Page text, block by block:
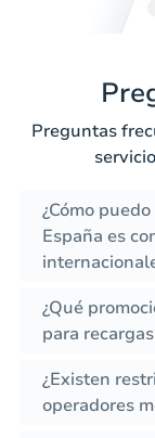
Preguntas
¿Cómo
España es
¿Qué
para
¿Existen
operadores